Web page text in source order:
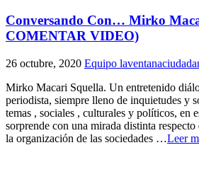
Conversando Con… Mirko
COMENTAR VIDEO)
26 octubre, 2020 Equipo
Mirko Macari Squella. Un entretenido
periodista, siempre lleno de inquietudes y
temas , sociales , culturales y políticos, en
sorprende con una mirada distinta
la organización de las sociedades …Leer